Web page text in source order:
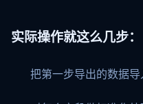
实际操作就这么几步：
把第一步导出的数据导